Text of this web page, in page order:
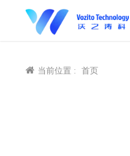
当前位置 : 首页